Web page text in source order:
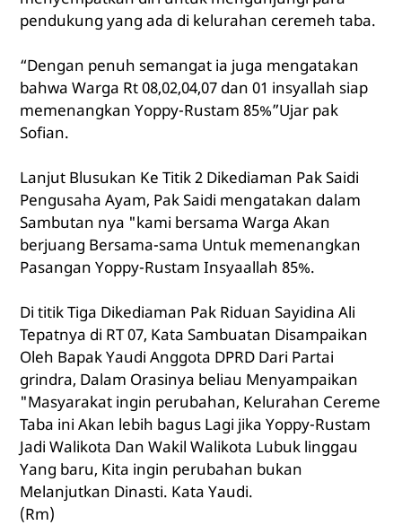
pendukung yang ada di kelurahan ceremeh taba.
“Dengan penuh semangat ia juga mengatakan
bahwa Warga Rt 08,02,04,07 dan 01 insyallah siap
memenangkan Yoppy-Rustam 85%”Ujar pak
Sofian.
Lanjut Blusukan Ke Titik 2 Dikediaman Pak Saidi
Pengusaha Ayam, Pak Saidi mengatakan dalam
Sambutan nya "kami bersama Warga Akan
berjuang Bersama-sama Untuk memenangkan
Pasangan Yoppy-Rustam Insyaallah 85%.
Di titik Tiga Dikediaman Pak Riduan Sayidina Ali
Tepatnya di RT 07, Kata Sambuatan Disampaikan
Oleh Bapak Yaudi Anggota DPRD Dari Partai
grindra, Dalam Orasinya beliau Menyampaikan
"Masyarakat ingin perubahan, Kelurahan Cereme
Taba ini Akan lebih bagus Lagi jika Yoppy-Rustam
Jadi Walikota Dan Wakil Walikota Lubuk linggau
Yang baru, Kita ingin perubahan bukan
Melanjutkan Dinasti. Kata Yaudi.
(Rm)